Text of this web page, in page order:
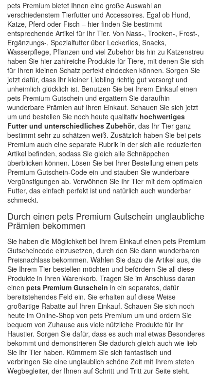
pets Premium bietet Ihnen eine große Auswahl an
verschiedenstem Tierfutter und Accessoires. Egal ob Hund,
Katze, Pferd oder Fisch – hier finden Sie bestimmt
entsprechende Artikel für Ihr Tier. Von Nass-, Trocken-, Frost-,
Ergänzungs-, Spezialfutter über Leckerlies, Snacks,
Wasserpflege, Pflanzen und viel Zubehör bis hin zu Katzenstreu
haben Sie hier zahlreiche Produkte für Tiere, mit denen Sie sich
für Ihren kleinen Schatz perfekt eindecken können. Sorgen Sie
jetzt dafür, dass Ihr kleiner Liebling richtig gut versorgt und
unheimlich glücklich ist. Benutzen Sie bei Ihrem Einkauf einen
pets Premium Gutschein und ergattern Sie daraufhin
wunderbare Prämien auf Ihren Einkauf. Schauen Sie sich jetzt
um und bestellen Sie noch heute qualitativ hochwertiges
Futter und unterschiedliches Zubehör, das Ihr Tier ganz
bestimmt sehr zu schätzen weiß. Zusätzlich haben Sie bei pets
Premium auch eine separate Rubrik in der sich alle reduzierten
Artikel befinden, sodass Sie gleich alle Schnäppchen
überblicken können. Lösen Sie bei Ihrer Bestellung einen pets
Premium Gutschein-Code ein und stauben Sie wunderbare
Vergünstigungen ab. Verwöhnen Sie Ihr Tier mit dem optimalen
Futter, das einfach perfekt ist und natürlich auch wunderbar
schmeckt.
Durch einen pets Premium Gutschein unglaubliche
Prämien bekommen
Sie haben die Möglichkeit bei Ihrem Einkauf einen pets Premium
Gutscheincode einzusetzen, durch den Sie dann wunderbaren
Preisnachlass bekommen. Wählen Sie dazu die Artikel aus, die
Sie Ihrem Tier bestellen möchten und befördern Sie all diese
Produkte in Ihren Warenkorb. Tragen Sie im Anschluss daran
einen pets Premium Gutschein in ein separates, dafür
bereitstehendes Feld ein. Sie erhalten auf diese Weise
großartige Rabatte auf Ihren Einkauf. Schauen Sie sich noch
heute im Online-Shop von pets Premium um und ordern Sie
bequem von Zuhause aus viele nützliche Produkte für Ihr
Haustier. Sorgen Sie dafür, dass es auch mal etwas Besonderes
bekommt und demonstrieren Sie dadurch gleich auch wie lieb
Sie Ihr Tier haben. Kümmern Sie sich fantastisch und
verbringen Sie eine unglaublich schöne Zeit mit Ihrem steten
Wegbegleiter, der Ihnen auf Schritt und Tritt zur Seite steht.